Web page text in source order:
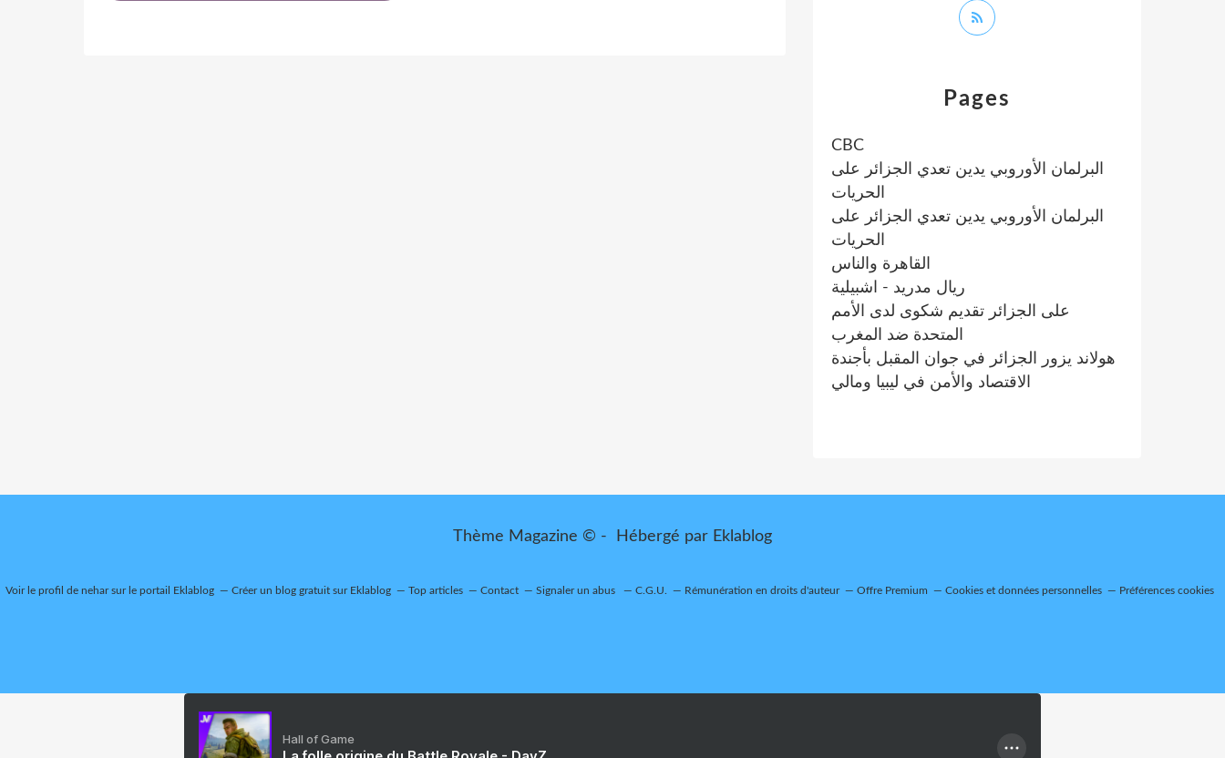
Pages
CBC
البرلمان الأوروبي يدين تعدي الجزائر على
الحريات
البرلمان الأوروبي يدين تعدي الجزائر على
الحريات
القاهرة والناس
ريال مدريد - اشبيلية
على الجزائر تقديم شكوى لدى الأمم
المتحدة ضد المغرب
هولاند يزور الجزائر في جوان المقبل بأجندة
الاقتصاد والأمن في ليبيا ومالي
Thème Magazine © - Hébergé par Eklablog
Voir le profil de neharsur le portail Eklablog Créer un blog gratuit sur Eklablog Top articles Contact Signaler un abus C.G.U. Rémunération en droits d'auteur Offre Premium Cookies et données personnelles Préférences cookies
Hall of Game